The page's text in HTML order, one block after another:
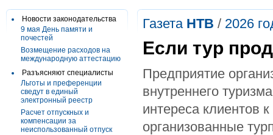
Новости законодательства
9 мая День памяти и
почестей
Возмещение расходов на
международную аттестацию
Разъясняют специалисты
Льготы и преференции
сведут в единый
электронный реестр
Расчет отпускных и
компенсации за
неиспользованный отпуск
Газета НТВ / 2026
Если тур
Предприятие
внутреннего
интереса клиентов
организованные